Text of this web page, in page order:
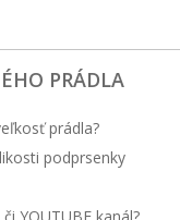
PRÁDLA
prádla?
podprsenky